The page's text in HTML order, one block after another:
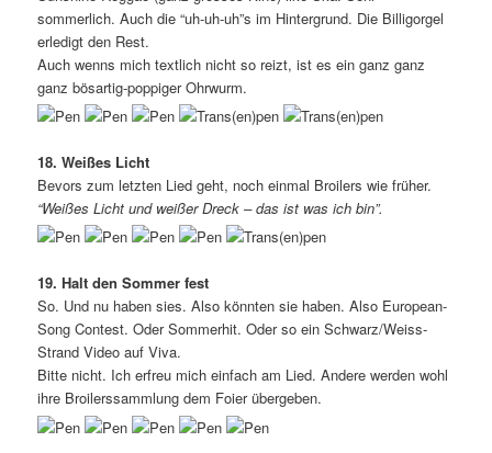
sommerlich. Auch die “uh-uh-uh”s im Hintergrund. Die Billigorgel
erledigt den Rest.
Auch wenns mich textlich nicht so reizt, ist es ein ganz ganz
ganz bösartig-poppiger Ohrwurm.
18. Weißes Licht
Bevors zum letzten Lied geht, noch einmal Broilers wie früher.
“Weißes Licht und weißer Dreck – das ist was ich bin”.
19. Halt den Sommer fest
So. Und nu haben sies. Also könnten sie haben. Also European-
Song Contest. Oder Sommerhit. Oder so ein Schwarz/Weiss-
Strand Video auf Viva.
Bitte nicht. Ich erfreu mich einfach am Lied. Andere werden wohl
ihre Broilerssammlung dem Foier übergeben.